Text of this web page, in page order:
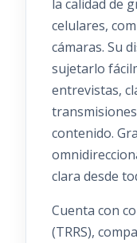
la calidad de
celulares,
cámaras. Su
sujetarlo
entrevistas,
contenido.
clara desde
Cuenta con
(TRRS),